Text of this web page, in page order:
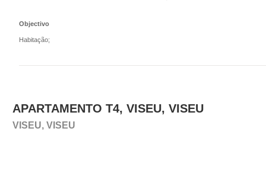
Objectivo
Habitação;
APARTAMENTO T4, VISEU, VISEU
VISEU, VISEU